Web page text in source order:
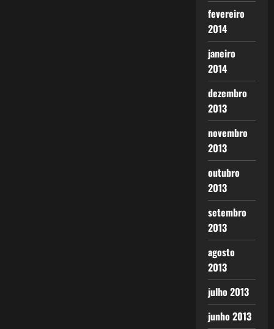
fevereiro
2014
janeiro
2014
dezembro
2013
novembro
2013
outubro
2013
setembro
2013
agosto
2013
julho 2013
junho 2013